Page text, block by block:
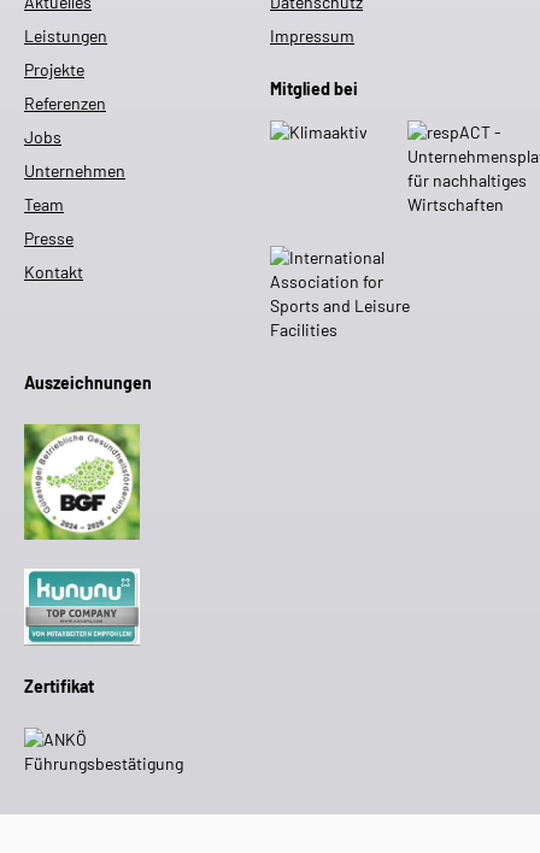
Leistungen
Projekte
Referenzen
Jobs
Unternehmen
Team
Presse
Kontakt
Impressum
Mitglied bei
Auszeichnungen
Zertifikat